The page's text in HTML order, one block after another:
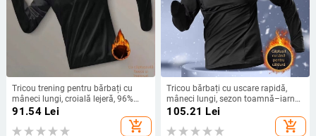
Tricou trening pentru bărbați cu
mâneci lungi, croială lejeră, 96%
poliester, imprimeu în stil urban,
91.54Lei
add_shopping_cart
Tricou bărbați cu uscare rapidă,
mâneci lungi, sezon toamnă–iarna,
elasticitate mare, respirabil, căptușit
antrenament
105.21 Lei
add_shopping_cart